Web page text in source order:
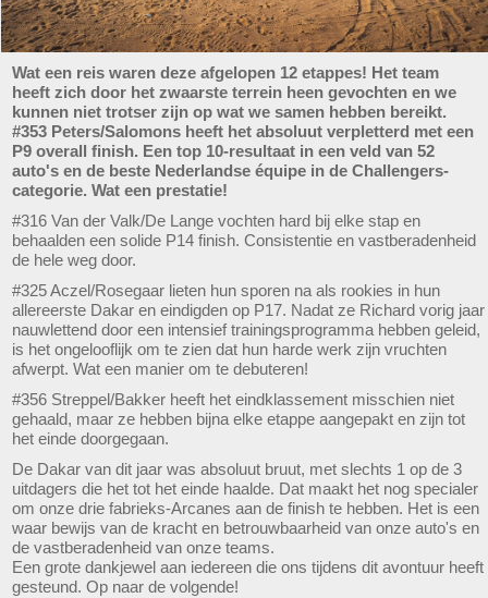
Wat een reis waren deze afgelopen 12 etappes! Het team
heeft zich door het zwaarste terrein heen gevochten en we
kunnen niet trotser zijn op wat we samen hebben bereikt.
#353 Peters/Salomons heeft het absoluut verpletterd met een
P9 overall finish. Een top 10-resultaat in een veld van 52
auto's en de beste Nederlandse équipe in de Challengers-
categorie. Wat een prestatie!
#316 Van der Valk/De Lange vochten hard bij elke stap en
behaalden een solide P14 finish. Consistentie en vastberadenheid
de hele weg door.
#325 Aczel/Rosegaar lieten hun sporen na als rookies in hun
allereerste Dakar en eindigden op P17. Nadat ze Richard vorig jaar
nauwlettend door een intensief trainingsprogramma hebben geleid,
is het ongelooflijk om te zien dat hun harde werk zijn vruchten
afwerpt. Wat een manier om te debuteren!
#356 Streppel/Bakker heeft het eindklassement misschien niet
gehaald, maar ze hebben bijna elke etappe aangepakt en zijn tot
het einde doorgegaan.
De Dakar van dit jaar was absoluut bruut, met slechts 1 op de 3
uitdagers die het tot het einde haalde. Dat maakt het nog specialer
om onze drie fabrieks-Arcanes aan de finish te hebben. Het is een
waar bewijs van de kracht en betrouwbaarheid van onze auto's en
de vastberadenheid van onze teams.
Een grote dankjewel aan iedereen die ons tijdens dit avontuur heeft
gesteund. Op naar de volgende!